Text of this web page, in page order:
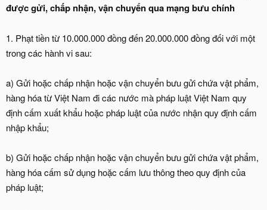
được gửi, chấp nhận, vận chuyển qua mạng bưu chính
1. Phạt tiền từ 10.000.000 đồng đến 20.000.000 đồng đối với một
trong các hành vi sau:
a) Gửi hoặc chấp nhận hoặc vận chuyển bưu gửi chứa vật phẩm,
hàng hóa từ Việt Nam đi các nước mà pháp luật Việt Nam quy
định cấm xuất khẩu hoặc pháp luật của nước nhận quy định cấm
nhập khẩu;
b) Gửi hoặc chấp nhận hoặc vận chuyển bưu gửi chứa vật phẩm,
hàng hóa cấm sử dụng hoặc cấm lưu thông theo quy định của
pháp luật;